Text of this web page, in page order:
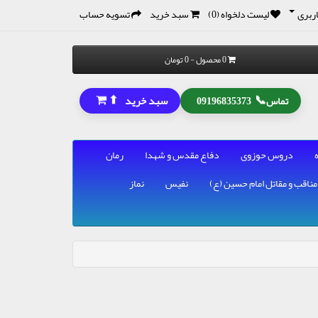
لیست دلخواه (0) سبد خرید تسویه حساب
0 محصول - 0 تومان
تماس📞
09196835373 سبد خرید ⬆
دروس حوزوی دفاع مقدس و شهدا
رمان
مناقب و مقاتل امام حسین (ع) نفیس
نماز